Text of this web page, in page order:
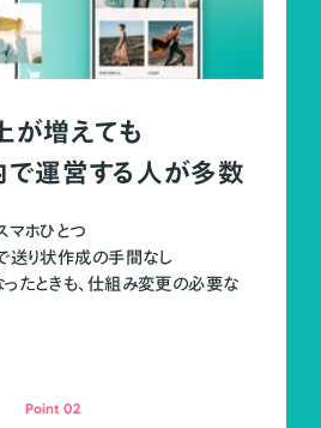
が増えても
運営する人が多数
マホひとつ
送り状作成の手間なし
たときも、仕組み変更の必要な
Point 02